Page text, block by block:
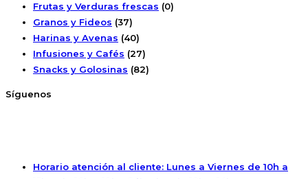
Frutas y Verduras frescas (0)
Granos y Fideos (37)
Harinas y Avenas (40)
Infusiones y Cafés (27)
Snacks y Golosinas (82)
Síguenos
Horario atención al cliente: Lunes a Viernes de 10h a